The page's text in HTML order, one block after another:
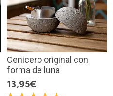
Cenicero original con
forma de luna
13,95€